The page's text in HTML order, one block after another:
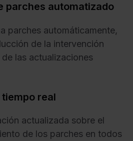
parches automatizado
parches automáticamente,
de la intervención
las actualizaciones
real
actualizada sobre el
de los parches en todos